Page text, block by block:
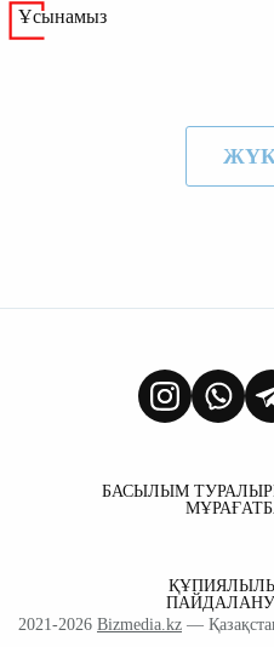
Ұсынамыз
БАСЫЛЫМ ТУРАЛЫ
МҰРАҒАТ
ПАЙДАЛАНУ
2021-2026 Bizmedia.kz —